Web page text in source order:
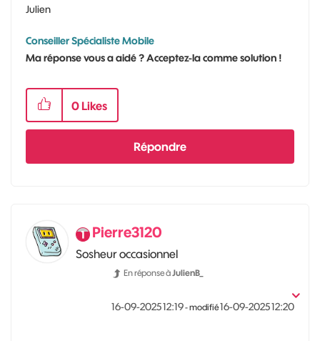
Julien
Conseiller Spécialiste Mobile
Ma réponse vous a aidé ? Acceptez-la comme solution !
0 Likes
Répondre
Pierre3120
Sosheur occasionnel
En réponse àJulienB_
‎16-09-202512:19- modifié‎16-09-202512:20